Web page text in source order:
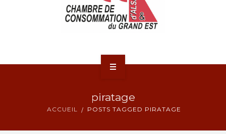
piratage
ACCUEIL POSTS TAGGED PIRATAGE